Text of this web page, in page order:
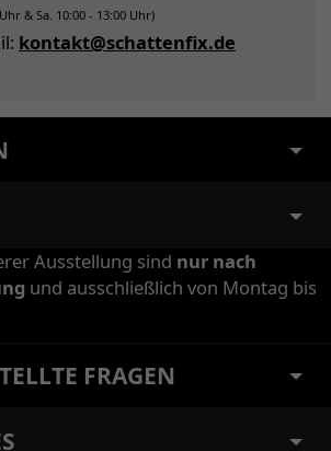
& Sa. 10:00 - 13:00 Uhr)
kontakt@schattenfix.de
Ausstellung sind nur nach
und ausschließlich von Montag bis
FRAGEN